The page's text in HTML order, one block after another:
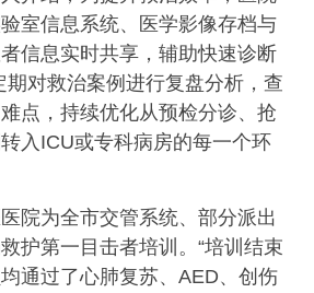
室信息系统、医学影像存档与
信息实时共享，辅助快速诊断
期对救治案例进行复盘分析，查
点，持续优化从预检分诊、抢
入ICU或专科病房的每一个环
院为全市交管系统、部分派出
护第一目击者培训。“培训结束
通过了心肺复苏、AED、创伤